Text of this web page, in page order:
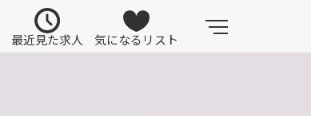
最近見た求人 気になるリスト